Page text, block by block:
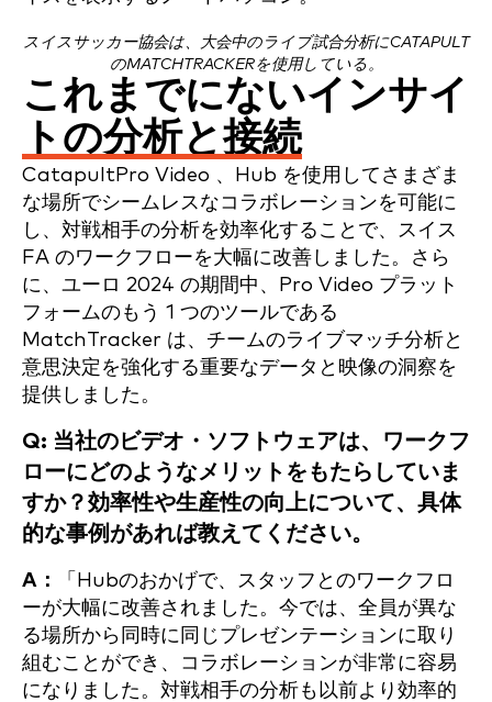
スイスサッカー協会は、大会中のライブ試合分析にCATAPULT
のMATCHTRACKERを使用している。
これまでにないインサイ
トの分析と接続
CatapultPro Video 、Hub を使用してさまざま
な場所でシームレスなコラボレーションを可能に
し、対戦相手の分析を効率化することで、スイス
FA のワークフローを大幅に改善しました。さら
に、ユーロ 2024 の期間中、Pro Video プラット
フォームのもう 1 つのツールである
MatchTracker は、チームのライブマッチ分析と
意思決定を強化する重要なデータと映像の洞察を
提供しました。
Q: 当社のビデオ・ソフトウェアは、ワークフ
ローにどのようなメリットをもたらしていま
すか？効率性や生産性の向上について、具体
的な事例があれば教えてください。
A：
「Hubのおかげで、スタッフとのワークフロ
ーが大幅に改善されました。今では、全員が異な
る場所から同時に同じプレゼンテーションに取り
組むことができ、コラボレーションが非常に容易
になりました。対戦相手の分析も以前より効率的